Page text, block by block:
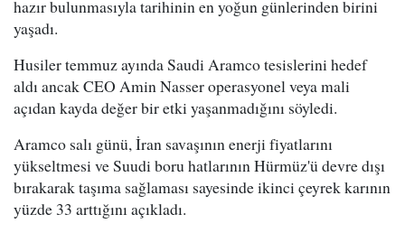
hazır bulunmasıyla tarihinin en yoğun günlerinden birini
yaşadı.
Husiler temmuz ayında Saudi Aramco tesislerini hedef
aldı ancak CEO Amin Nasser operasyonel veya mali
açıdan kayda değer bir etki yaşanmadığını söyledi.
Aramco salı günü, İran savaşının enerji fiyatlarını
yükseltmesi ve Suudi boru hatlarının Hürmüz'ü devre dışı
bırakarak taşıma sağlaması sayesinde ikinci çeyrek karının
yüzde 33 arttığını açıkladı.